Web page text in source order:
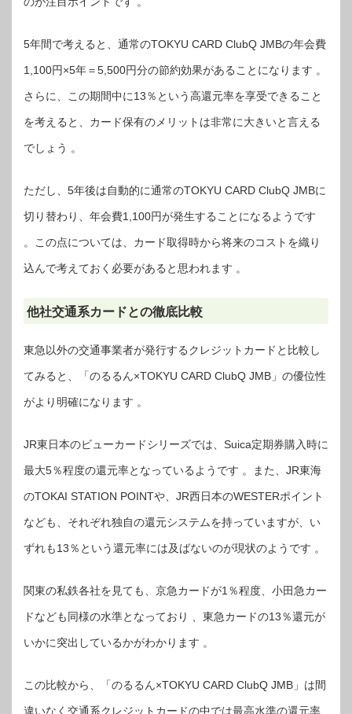
5年間で考えると、通常のTOKYU CARD ClubQ JMBの年会費
1,100円×5年＝5,500円分の節約効果があることになります 。
さらに、この期間中に13％という高還元率を享受できること
を考えると、カード保有のメリットは非常に大きいと言える
でしょう 。
ただし、5年後は自動的に通常のTOKYU CARD ClubQ JMBに
切り替わり、年会費1,100円が発生することになるようです
。この点については、カード取得時から将来のコストを織り
込んで考えておく必要があると思われます 。
他社交通系カードとの徹底比較
東急以外の交通事業者が発行するクレジットカードと比較し
てみると、「のるるん×TOKYU CARD ClubQ JMB」の優位性
がより明確になります 。
JR東日本のビューカードシリーズでは、Suica定期券購入時に
最大5％程度の還元率となっているようです 。また、JR東海
のTOKAI STATION POINTや、JR西日本のWESTERポイント
なども、それぞれ独自の還元システムを持っていますが、い
ずれも13％という還元率には及ばないのが現状のようです 。
関東の私鉄各社を見ても、京急カードが1％程度、小田急カー
ドなども同様の水準となっており 、東急カードの13％還元が
いかに突出しているかがわかります 。
この比較から、「のるるん×TOKYU CARD ClubQ JMB」は間
違いなく交通系クレジットカードの中では最高水準の還元率